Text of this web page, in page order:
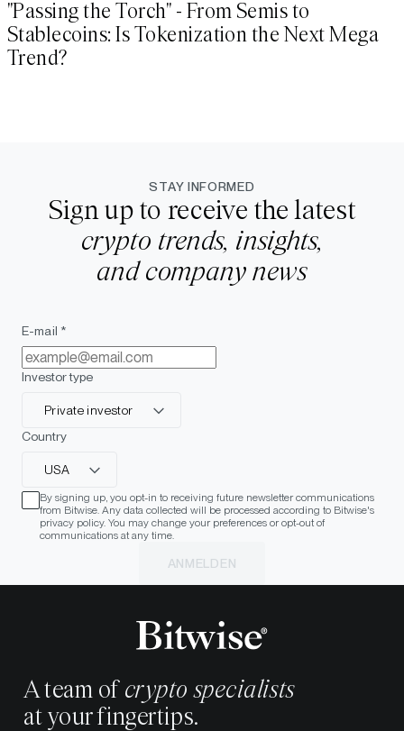
"Passing the Torch" - From Semis to
Stablecoins: Is Tokenization the Next Mega
Trend?
STAY INFORMED
Sign up to receive the latest
crypto trends, insights,
and company news
E-mail *
Investor type
Private investor
Country
USA
By signing up, you opt-in to receiving future newsletter communications
from Bitwise. Any data collected will be processed according to Bitwise's
privacy policy. You may change your preferences or opt-out of
communications at any time.
ANMELDEN
A team of crypto specialists
at your fingertips.